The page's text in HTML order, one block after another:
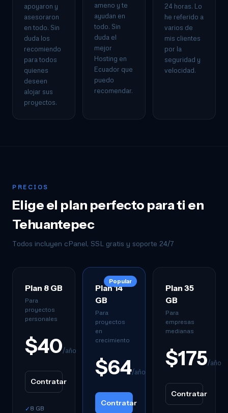
apoyaron y
asesoraron
en todo. Sin
duda los
recomiendo
para todos
quienes
deseen
alojar sus
proyectos.
ameno y te
ayudan en
todo. Sin
duda el
mejor
Hosting en
Ecuador que
puedo
recomendar.
24 horas. Lo
he referido a
varios de
mis clientes
por la
seguridad y
velocidad.
PRECIOS
Elige el plan perfecto para ti en
Tehuantepec
Todos incluyen cPanel, SSL gratis y soporte 24/7
Plan 8 GB
Para
proyectos
personales
$40/año
Contratar
✓ 8 GB
Popular
Plan 14
GB
Para
proyectos
en
crecimiento
$64/año
Contratar
Plan 35
GB
Para
empresas
medianas
$175/año
Contratar